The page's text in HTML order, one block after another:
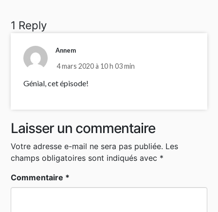
1 Reply
Annem
4 mars 2020 à 10 h 03 min
Génial, cet épisode!
Laisser un commentaire
Votre adresse e-mail ne sera pas publiée. Les
champs obligatoires sont indiqués avec *
Commentaire *